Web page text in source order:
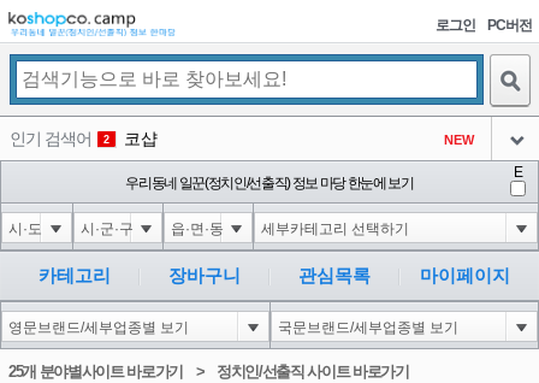
로그인 PC버전
인기 검색어 2 코샵 NEW
익스
아이콘
4 미끄럼방지
아이콘
5 대성설렁탕
아이콘
-16
6 10"XOR(1*if(now()=sysdate(),sleep(15),0))XOR"Z
아이콘
0
1
우리동네 일꾼(정치인/선출직) 정보 마당 한눈에 보기
E
카테고리 장바구니 관심목록 마이페이지
25개 분야별사이트 바로가기 > 정치인/선출직 사이트 바로가기